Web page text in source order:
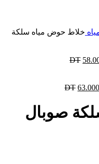
خلاط حوض مياه سلكة
63.000
صوبال